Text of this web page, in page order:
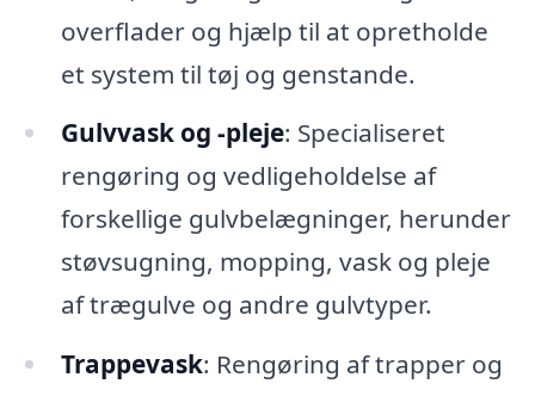
overflader og hjælp til at opretholde
et system til tøj og genstande.
Gulvvask og -pleje: Specialiseret
rengøring og vedligeholdelse af
forskellige gulvbelægninger, herunder
støvsugning, mopping, vask og pleje
af trægulve og andre gulvtyper.
Trappevask: Rengøring af trapper og